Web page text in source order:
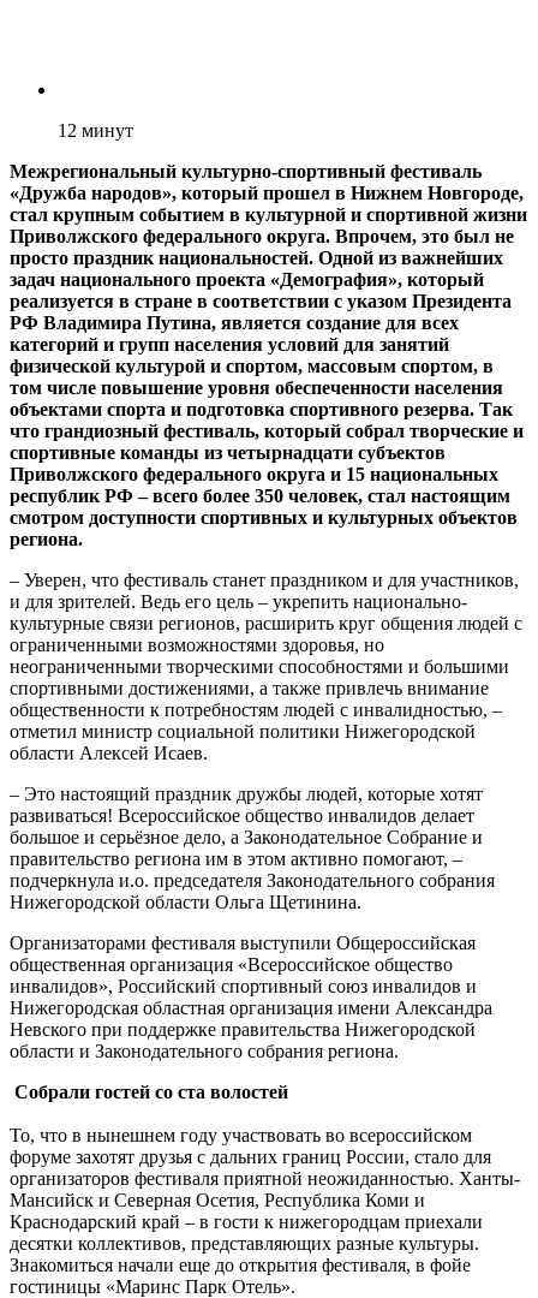
12 минут
Межрегиональный культурно-спортивный фестиваль
«Дружба народов», который прошел в Нижнем Новгороде,
стал крупным событием в культурной и спортивной жизни
Приволжского федерального округа. Впрочем, это был не
просто праздник национальностей. Одной из важнейших
задач национального проекта «Демография», который
реализуется в стране в соответствии с указом Президента
РФ Владимира Путина, является создание для всех
категорий и групп населения условий для занятий
физической культурой и спортом, массовым спортом, в
том числе повышение уровня обеспеченности населения
объектами спорта и подготовка спортивного резерва. Так
что грандиозный фестиваль, который собрал творческие и
спортивные команды из четырнадцати субъектов
Приволжского федерального округа и 15 национальных
республик РФ – всего более 350 человек, стал настоящим
смотром доступности спортивных и культурных объектов
региона.
– Уверен, что фестиваль станет праздником и для участников,
и для зрителей. Ведь его цель – укрепить национально-
культурные связи регионов, расширить круг общения людей с
ограниченными возможностями здоровья, но
неограниченными творческими способностями и большими
спортивными достижениями, а также привлечь внимание
общественности к потребностям людей с инвалидностью, –
отметил министр социальной политики Нижегородской
области Алексей Исаев.
– Это настоящий праздник дружбы людей, которые хотят
развиваться! Всероссийское общество инвалидов делает
большое и серьёзное дело, а Законодательное Собрание и
правительство региона им в этом активно помогают, –
подчеркнула и.о. председателя Законодательного собрания
Нижегородской области Ольга Щетинина.
Организаторами фестиваля выступили Общероссийская
общественная организация «Всероссийское общество
инвалидов», Российский спортивный союз инвалидов и
Нижегородская областная организация имени Александра
Невского при поддержке правительства Нижегородской
области и Законодательного собрания региона.
Собрали гостей со ста волостей
То, что в нынешнем году участвовать во всероссийском
форуме захотят друзья с дальних границ России, стало для
организаторов фестиваля приятной неожиданностью. Ханты-
Мансийск и Северная Осетия, Республика Коми и
Краснодарский край – в гости к нижегородцам приехали
десятки коллективов, представляющих разные культуры.
Знакомиться начали еще до открытия фестиваля, в фойе
гостиницы «Маринс Парк Отель».